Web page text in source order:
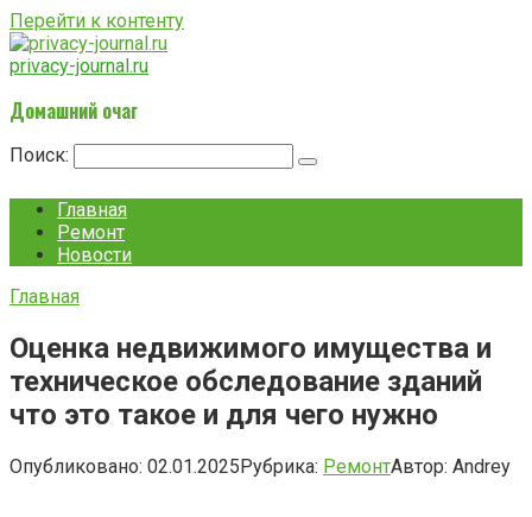
Перейти к контенту
privacy-journal.ru
Домашний очаг
Поиск:
Главная
Ремонт
Новости
Главная
Оценка недвижимого имущества и
техническое обследование зданий
что это такое и для чего нужно
Опубликовано: 02.01.2025Рубрика: РемонтАвтор: Andrey